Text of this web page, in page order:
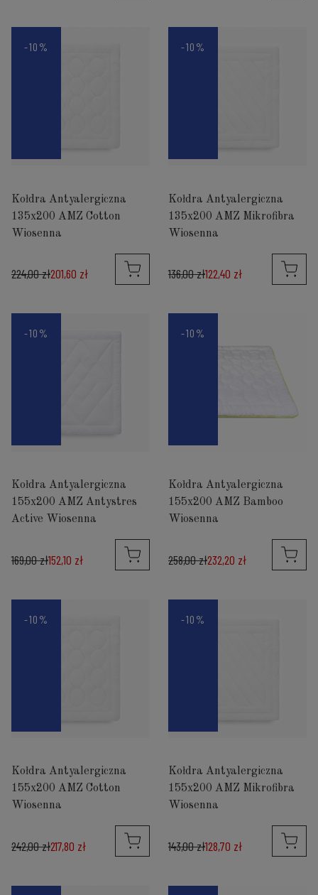
-10%
Kołdra Antyalergiczna
135x200 AMZ Cotton
Wiosenna
201,60 zł
224,00 zł
-10%
Kołdra Antyalergiczna
135x200 AMZ Mikrofibra
Wiosenna
122,40 zł
136,00 zł
-10%
Kołdra Antyalergiczna
155x200 AMZ Antystres
Active Wiosenna
152,10 zł
169,00 zł
-10%
Kołdra Antyalergiczna
155x200 AMZ Bamboo
Wiosenna
232,20 zł
258,00 zł
-10%
Kołdra Antyalergiczna
155x200 AMZ Cotton
Wiosenna
217,80 zł
242,00 zł
-10%
Kołdra Antyalergiczna
155x200 AMZ Mikrofibra
Wiosenna
128,70 zł
143,00 zł